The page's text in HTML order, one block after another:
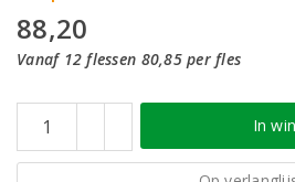
88,20
Vanaf 12 flessen 80,85 per fles
In